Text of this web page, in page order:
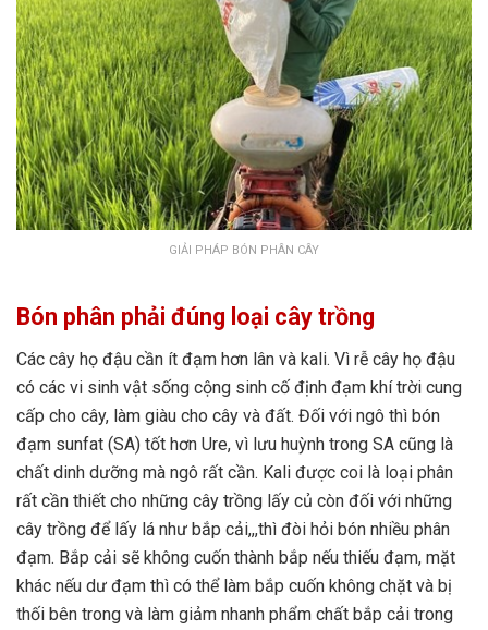
GIẢI PHÁP BÓN PHÂN CÂY
Bón phân phải đúng loại cây trồng
Các cây họ đậu cần ít đạm hơn lân và kali. Vì rễ cây họ đậu
có các vi sinh vật sống cộng sinh cố định đạm khí trời cung
cấp cho cây, làm giàu cho cây và đất. Đối với ngô thì bón
đạm sunfat (SA) tốt hơn Ure, vì lưu huỳnh trong SA cũng là
chất dinh dưỡng mà ngô rất cần. Kali được coi là loại phân
rất cần thiết cho những cây trồng lấy củ còn đối với những
cây trồng để lấy lá như bắp cải,,,thì đòi hỏi bón nhiều phân
đạm. Bắp cải sẽ không cuốn thành bắp nếu thiếu đạm, mặt
khác nếu dư đạm thì có thể làm bắp cuốn không chặt và bị
thối bên trong và làm giảm nhanh phẩm chất bắp cải trong